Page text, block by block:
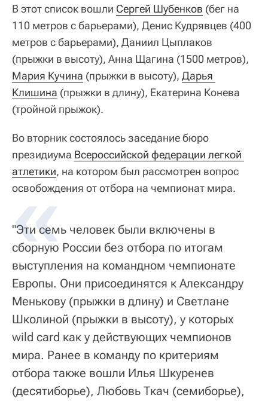
В этот список вошли Сергей Шубенков (бег на
110 метров с барьерами), Денис Кудрявцев (400
метров с барьерами), Даниил Цыплаков
(прыжки в высоту), Анна Щагина (1500 метров),
Мария Кучина (прыжки в высоту), Дарья
Клишина (прыжки в длину), Екатерина Конева
(тройной прыжок).
Во вторник состоялось заседание бюро
президиума Всероссийской федерации легкой
атлетики, на котором был рассмотрен вопрос
освобождения от отбора на чемпионат мира.
"Эти семь человек были включены в
сборную России без отбора по итогам
выступления на командном чемпионате
Европы. Они присоединятся к Александру
Менькову (прыжки в длину) и Светлане
Школиной (прыжки в высоту), у которых
wild card как у действующих чемпионов
мира. Ранее в команду по критериям
отбора также вошли Илья Шкуренев
(десятиборье), Любовь Ткач (семиборье),